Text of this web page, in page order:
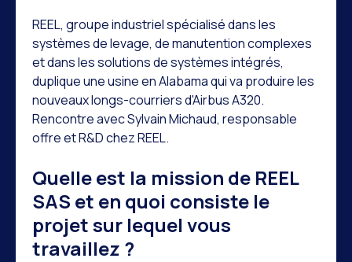
REEL, groupe industriel spécialisé dans les
systèmes de levage, de manutention complexes
et dans les solutions de systèmes intégrés,
duplique une usine en Alabama qui va produire les
nouveaux longs-courriers d'Airbus A320.
Rencontre avec Sylvain Michaud, responsable
offre et R&D chez REEL.
Quelle est la mission de REEL
SAS et en quoi consiste le
projet sur lequel vous
travaillez ?